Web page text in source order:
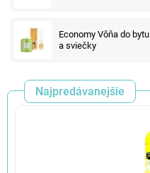
Economy Vôňa do bytu
a sviečky
Najpredávanejšie